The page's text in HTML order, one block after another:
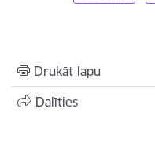
Drukāt lapu
Dalīties